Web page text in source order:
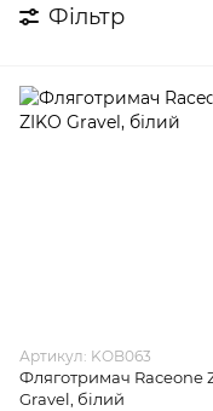
Дитячі
Велокріплення
Фільтр
Артикул: KOB063
Фляготримач Raceone
Gravel, білий